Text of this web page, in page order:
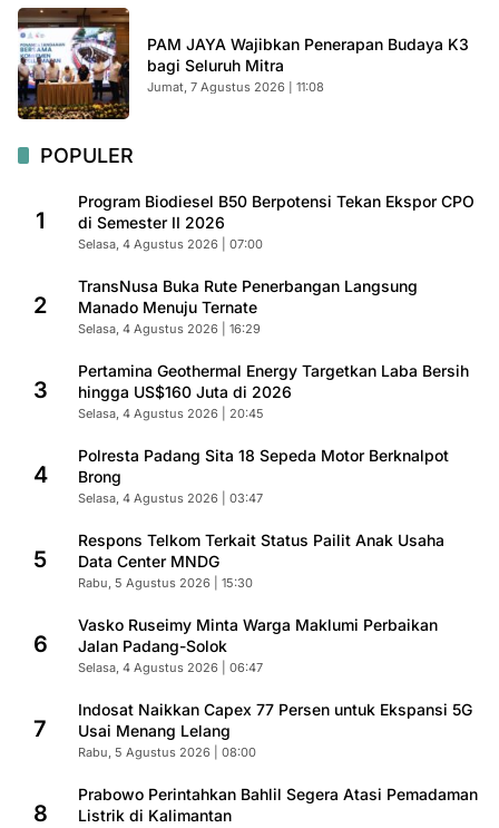
PAM JAYA Wajibkan Penerapan Budaya K3
bagi Seluruh Mitra
Jumat, 7 Agustus 2026 | 11:08
POPULER
1
Program Biodiesel B50 Berpotensi Tekan Ekspor CPO
di Semester II 2026
Selasa, 4 Agustus 2026 | 07:00
2
TransNusa Buka Rute Penerbangan Langsung
Manado Menuju Ternate
Selasa, 4 Agustus 2026 | 16:29
3
Pertamina Geothermal Energy Targetkan Laba Bersih
hingga US$160 Juta di 2026
Selasa, 4 Agustus 2026 | 20:45
4
Polresta Padang Sita 18 Sepeda Motor Berknalpot
Brong
Selasa, 4 Agustus 2026 | 03:47
5
Respons Telkom Terkait Status Pailit Anak Usaha
Data Center MNDG
Rabu, 5 Agustus 2026 | 15:30
6
Vasko Ruseimy Minta Warga Maklumi Perbaikan
Jalan Padang-Solok
Selasa, 4 Agustus 2026 | 06:47
7
Indosat Naikkan Capex 77 Persen untuk Ekspansi 5G
Usai Menang Lelang
Rabu, 5 Agustus 2026 | 08:00
8
Prabowo Perintahkan Bahlil Segera Atasi Pemadaman
Listrik di Kalimantan